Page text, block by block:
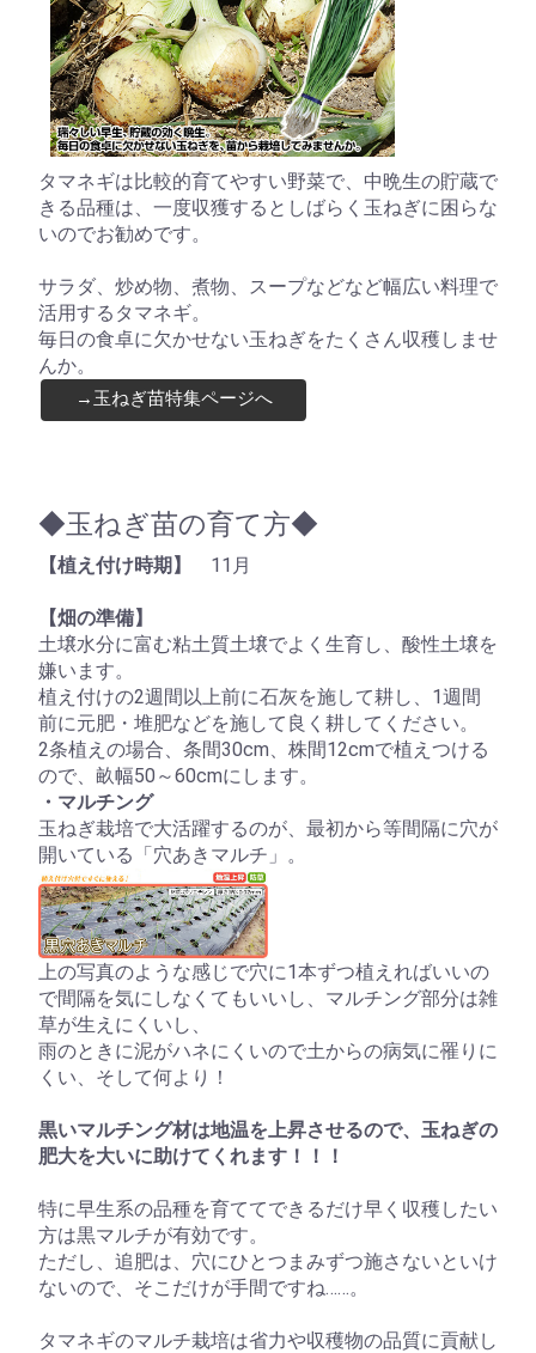
タマネギは比較的育てやすい野菜で、中晩生の貯蔵で
きる品種は、一度収獲するとしばらく玉ねぎに困らな
いのでお勧めです。
サラダ、炒め物、煮物、スープなどなど幅広い料理で
活用するタマネギ。
毎日の食卓に欠かせない玉ねぎをたくさん収穫しませ
んか。
→玉ねぎ苗特集ページへ
◆玉ねぎ苗の育て方◆
【植え付け時期】 11月
【畑の準備】
土壌水分に富む粘土質土壌でよく生育し、酸性土壌を
嫌います。
植え付けの2週間以上前に石灰を施して耕し、1週間
前に元肥・堆肥などを施して良く耕してください。
2条植えの場合、条間30cm、株間12cmで植えつける
ので、畝幅50～60cmにします。
・マルチング
玉ねぎ栽培で大活躍するのが、最初から等間隔に穴が
開いている「穴あきマルチ」。
上の写真のような感じで穴に1本ずつ植えればいいの
で間隔を気にしなくてもいいし、マルチング部分は雑
草が生えにくいし、
雨のときに泥がハネにくいので土からの病気に罹りに
くい、そして何より！
黒いマルチング材は地温を上昇させるので、玉ねぎの
肥大を大いに助けてくれます！！！
特に早生系の品種を育ててできるだけ早く収穫したい
方は黒マルチが有効です。
ただし、追肥は、穴にひとつまみずつ施さないといけ
ないので、そこだけが手間ですね……。
タマネギのマルチ栽培は省力や収穫物の品質に貢献し